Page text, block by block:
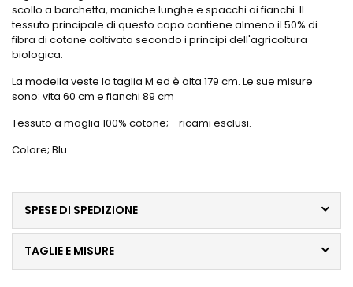
scollo a barchetta, maniche lunghe e spacchi ai fianchi. Il
tessuto principale di questo capo contiene almeno il 50% di
fibra di cotone coltivata secondo i principi dell'agricoltura
biologica.
La modella veste la taglia M ed è alta 179 cm. Le sue misure
sono: vita 60 cm e fianchi 89 cm
Tessuto a maglia 100% cotone; - ricami esclusi.
Colore; Blu
SPESE DI SPEDIZIONE
TAGLIE E MISURE